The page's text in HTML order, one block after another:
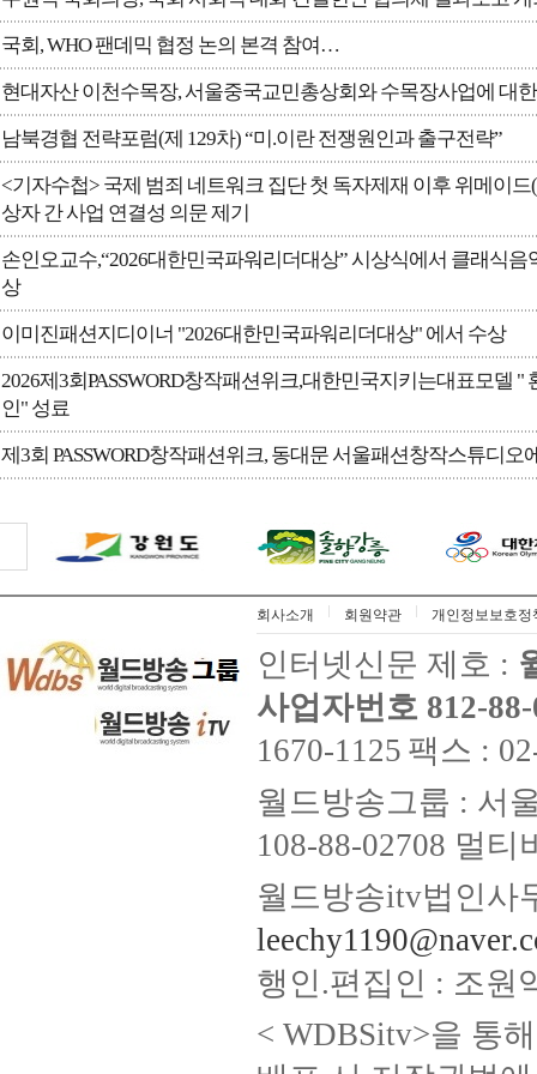
국회, WHO 팬데믹 협정 논의 본격 참여…
현대자산 이천수목장, 서울중국교민총상회와 수목장사업에 대
남북경협 전략포럼(제 129차) “미.이란 전쟁원인과 출구전략”
<기자수첩> 국제 범죄 네트워크 집단 첫 독자제재 이후 위메이드
상자 간 사업 연결성 의문 제기
손인오교수,“2026대한민국파워리더대상” 시상식에서 클래식음
상
이미진패션지디이너 "2026대한민국파워리더대상" 에서 수상
2026제3회PASSWORD창작패션위크,대한민국지키는대표모델 "
인" 성료
제3회 PASSWORD창작패션위크, 동대문 서울패션창작스튜디오
회사소개 회원약관 개인정보보호정
인터넷신문 제호 :
사업자번호 812-
1670-1125 팩스 :
월드방송그룹 : 서
108-88-02708 멀
월드방송itv법인사
행인.편집인 : 조원
< WDBSitv>을 통